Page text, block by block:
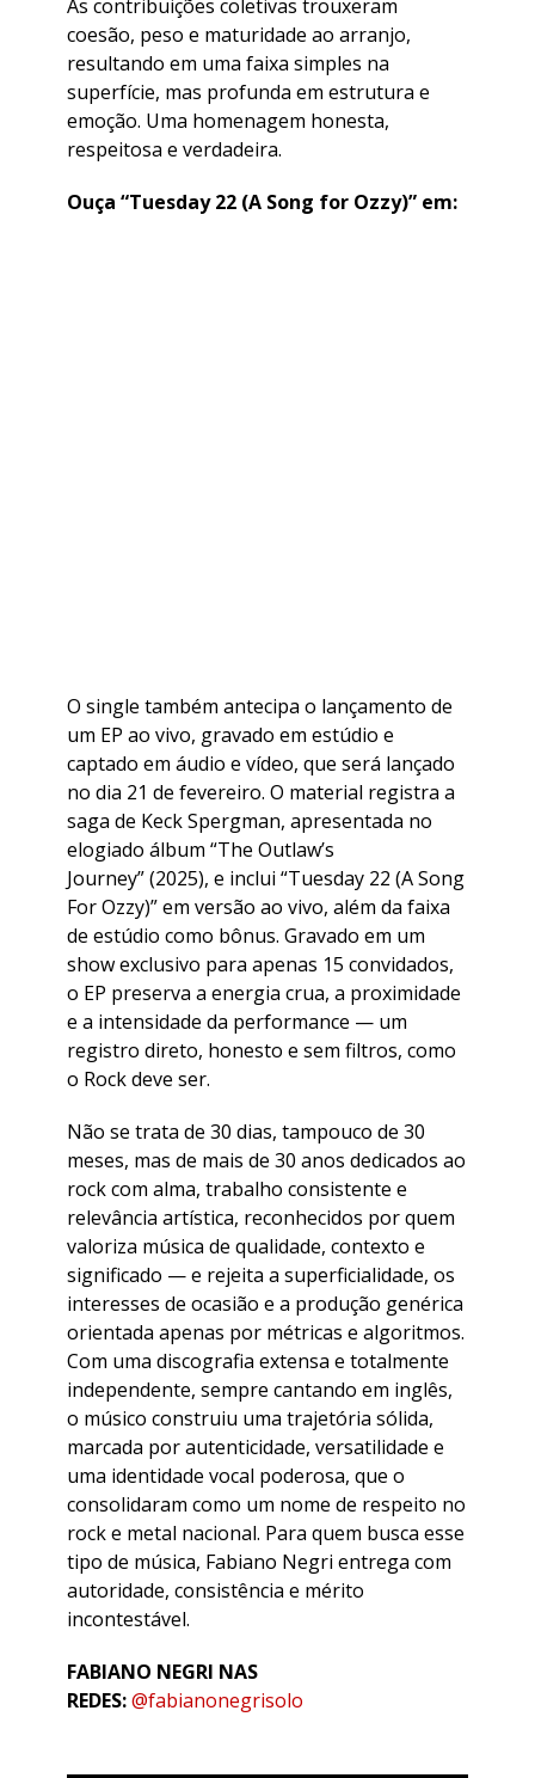
As contribuições coletivas trouxeram
coesão, peso e maturidade ao arranjo,
resultando em uma faixa simples na
superfície, mas profunda em estrutura e
emoção. Uma homenagem honesta,
respeitosa e verdadeira.
​Ouça “Tuesday 22 (A Song for Ozzy)” em:
​O single também antecipa o lançamento de
um EP ao vivo, gravado em estúdio e
captado em áudio e vídeo, que será lançado
no dia 21 de fevereiro. O material registra a
saga de Keck Spergman, apresentada no
elogiado álbum “The Outlaw’s
Journey” (2025), e inclui “Tuesday 22 (A Song
For Ozzy)” em versão ao vivo, além da faixa
de estúdio como bônus. Gravado em um
show exclusivo para apenas 15 convidados,
o EP preserva a energia crua, a proximidade
e a intensidade da performance — um
registro direto, honesto e sem filtros, como
o Rock deve ser.
​Não se trata de 30 dias, tampouco de 30
meses, mas de mais de 30 anos dedicados ao
rock com alma, trabalho consistente e
relevância artística, reconhecidos por quem
valoriza música de qualidade, contexto e
significado — e rejeita a superficialidade, os
interesses de ocasião e a produção genérica
orientada apenas por métricas e algoritmos.
Com uma discografia extensa e totalmente
independente, sempre cantando em inglês,
o músico construiu uma trajetória sólida,
marcada por autenticidade, versatilidade e
uma identidade vocal poderosa, que o
consolidaram como um nome de respeito no
rock e metal nacional. Para quem busca esse
tipo de música, Fabiano Negri entrega com
autoridade, consistência e mérito
incontestável.
​FABIANO NEGRI NAS
REDES:@fabianonegrisolo